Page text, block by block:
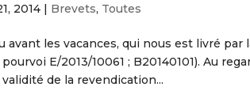
2014 | Brevets, Toutes
avant les vacances, qui nous est livré par
E/2013/10061 ; B20140101). Au
de la revendication...